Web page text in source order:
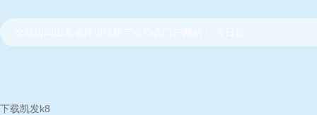
下载凯发k8